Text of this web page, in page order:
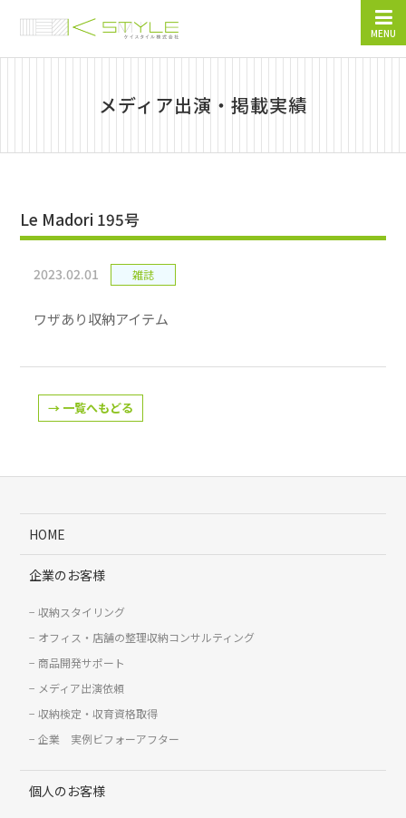
MENU
メディア出演・掲載実績
Le Madori 195号
2023.02.01 雑誌
ワザあり収納アイテム
→ 一覧へもどる
HOME
企業のお客様
収納スタイリング
オフィス・店舗の整理収納コンサルティング
商品開発サポート
メディア出演依頼
収納検定・収育資格取得
企業 実例ビフォーアフター
個人のお客様